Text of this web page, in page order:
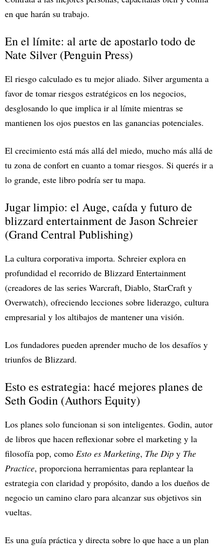
en que harán su trabajo.
En el límite: al arte de apostarlo todo de
Nate Silver (Penguin Press)
El riesgo calculado es tu mejor aliado. Silver argumenta a
favor de tomar riesgos estratégicos en los negocios,
desglosando lo que implica ir al límite mientras se
mantienen los ojos puestos en las ganancias potenciales.
El crecimiento está más allá del miedo, mucho más allá de
tu zona de confort en cuanto a tomar riesgos. Si querés ir a
lo grande, este libro podría ser tu mapa.
Jugar limpio: el Auge, caída y futuro de
blizzard entertainment de Jason Schreier
(Grand Central Publishing)
La cultura corporativa importa. Schreier explora en
profundidad el recorrido de Blizzard Entertainment
(creadores de las series Warcraft, Diablo, StarCraft y
Overwatch), ofreciendo lecciones sobre liderazgo, cultura
empresarial y los altibajos de mantener una visión.
Los fundadores pueden aprender mucho de los desafíos y
triunfos de Blizzard.
Esto es estrategia: hacé mejores planes de
Seth Godin (Authors Equity)
Los planes solo funcionan si son inteligentes. Godin, autor
de libros que hacen reflexionar sobre el marketing y la
filosofía pop, como Esto es Marketing, The Dip y The
Practice, proporciona herramientas para replantear la
estrategia con claridad y propósito, dando a los dueños de
negocio un camino claro para alcanzar sus objetivos sin
vueltas.
Es una guía práctica y directa sobre lo que hace a un plan